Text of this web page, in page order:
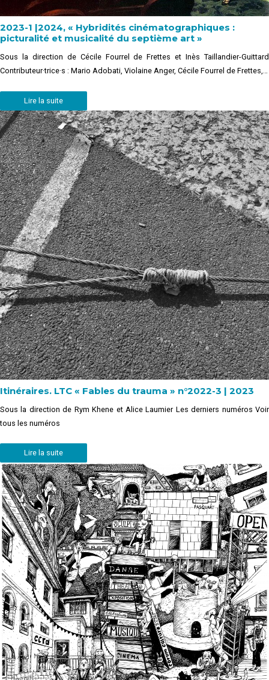
2023-1 |2024, « Hybridités cinématographiques :
picturalité et musicalité du septième art »
Sous la direction de Cécile Fourrel de Frettes et Inès Taillandier-Guittard
Contributeur·trice·s : Mario Adobati, Violaine Anger, Cécile Fourrel de Frettes,…
Lire la suite
Itinéraires. LTC « Fables du trauma » n°2022-3 | 2023
Sous la direction de Rym Khene et Alice Laumier Les derniers numéros Voir
tous les numéros
Lire la suite